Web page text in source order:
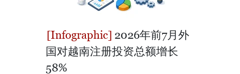
2026年前7月外
国对越南注册投资总额增长
58%